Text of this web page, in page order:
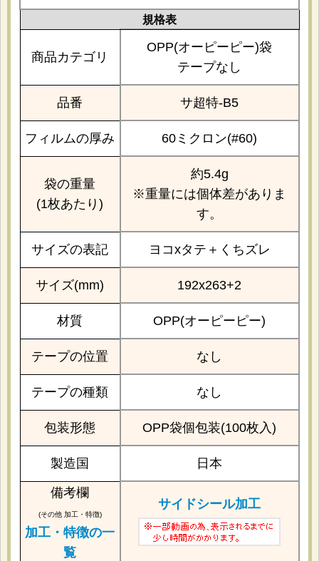
規格表
商品カテゴリ
OPP(オーピーピー)袋
テープなし
品番 サ超特-B5
フィルムの厚み 60ミクロン(#60)
袋の重量
(1枚あたり)
約5.4g
※重量には個体差がありま
す。
サイズの表記 ヨコxタテ＋くちズレ
サイズ(mm) 192x263+2
材質 OPP(オーピーピー)
テープの位置 なし
テープの種類 なし
包装形態 OPP袋個包装(100枚入)
製造国 日本
備考欄
(その他 加工・特徴)
加工・特徴の一
覧
サイドシール加工